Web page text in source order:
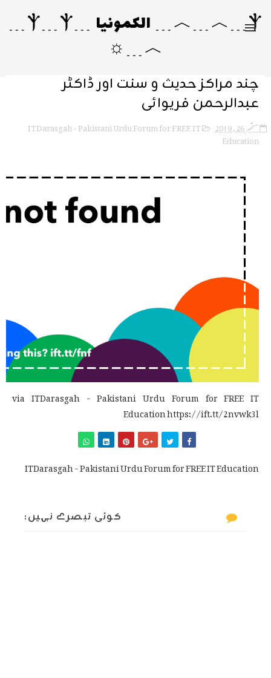
Ⲯ﹍︿﹍︿﹍ الکمونیا ﹍Ⲯ﹍Ⲯ﹍
︿﹍☼
چند مراکز حدیث و سنت اور ڈاکٹر
عبدالرحمن فریوائی
ستمبر 26, 2019 ITDarasgah - Pakistani Urdu Forum for FREE IT
Education
via ITDarasgah - Pakistani Urdu Forum for FREE IT
Education https://ift.tt/2nvwk3l
ITDarasgah - Pakistani Urdu Forum for FREE IT Education
کوئی تبصرے نہیں: